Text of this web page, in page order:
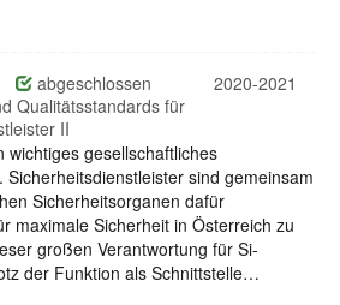
abgeschlossen
2020-2021
Qualitätsstandards für
II
wichtiges gesellschaftliches
Sicherheitsdienstleister sind gemeinsam
Sicherheitsorganen dafür
maximale Sicherheit in Österreich zu
großen Verantwortung für Si-
der Funktion als Schnittstelle…